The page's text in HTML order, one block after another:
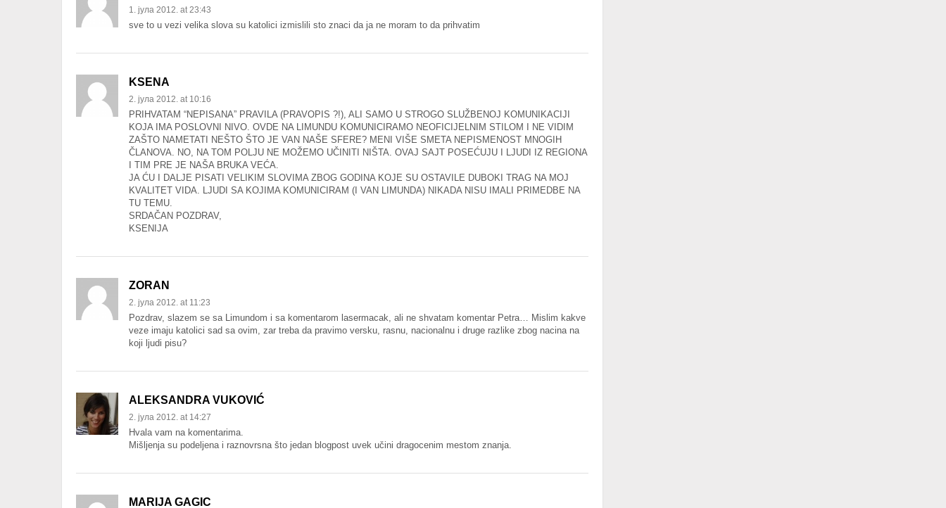
1. јула 2012. at 23:43
sve to u vezi velika slova su katolici izmislili sto znaci da ja ne moram to da prihvatim
KSENA
2. јула 2012. at 10:16
PRIHVATAM “NEPISANA” PRAVILA (PRAVOPIS ?!), ALI SAMO U STROGO SLUŽBENOJ KOMUNIKACIJI
KOJA IMA POSLOVNI NIVO. OVDE NA LIMUNDU KOMUNICIRAMO NEOFICIJELNIM STILOM I NE VIDIM
ZAŠTO NAMETATI NEŠTO ŠTO JE VAN NAŠE SFERE? MENI VIŠE SMETA NEPISMENOST MNOGIH
ČLANOVA. NO, NA TOM POLJU NE MOŽEMO UČINITI NIŠTA. OVAJ SAJT POSEĆUJU I LJUDI IZ REGIONA
I TIM PRE JE NAŠA BRUKA VEĆA.
JA ĆU I DALJE PISATI VELIKIM SLOVIMA ZBOG GODINA KOJE SU OSTAVILE DUBOKI TRAG NA MOJ
KVALITET VIDA. LJUDI SA KOJIMA KOMUNICIRAM (I VAN LIMUNDA) NIKADA NISU IMALI PRIMEDBE NA
TU TEMU.
SRDAČAN POZDRAV,
KSENIJA
ZORAN
2. јула 2012. at 11:23
Pozdrav, slazem se sa Limundom i sa komentarom lasermacak, ali ne shvatam komentar Petra… Mislim kakve
veze imaju katolici sad sa ovim, zar treba da pravimo versku, rasnu, nacionalnu i druge razlike zbog nacina na
koji ljudi pisu?
ALEKSANDRA VUKOVIĆ
2. јула 2012. at 14:27
Hvala vam na komentarima.
Mišljenja su podeljena i raznovrsna što jedan blogpost uvek učini dragocenim mestom znanja.
MARIJA GAGIC